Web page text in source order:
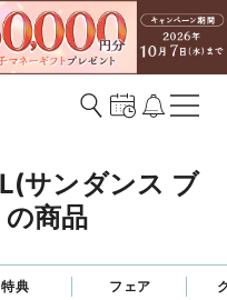
サンダンス ブ
商品
特典 フェア